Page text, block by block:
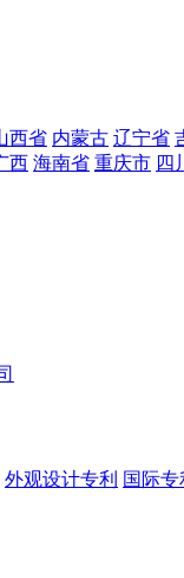
西省 内蒙古 辽宁省
西 海南省 重庆市 四
外观设计专利 国际专